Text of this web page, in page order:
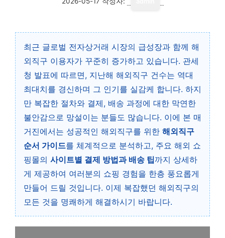
최근 글로벌 전자상거래 시장의 급성장과 함께 해
외직구 이용자가 꾸준히 증가하고 있습니다. 관세
청 발표에 따르면, 지난해 해외직구 건수는 역대
최대치를 경신하며 그 인기를 실감케 합니다. 하지
만 복잡한 절차와 결제, 배송 과정에 대한 막연한
불안감으로 망설이는 분들도 많습니다. 이에 본 매
거진에서는 성공적인 해외직구를 위한 해외직구
순서 가이드를 체계적으로 분석하고, 주요 해외 쇼
핑몰의 사이트별 결제 방법과 배송 팁까지 상세하
게 제공하여 여러분의 쇼핑 경험을 한층 풍요롭게
만들어 드릴 것입니다. 이제 복잡했던 해외직구의
모든 것을 명쾌하게 해결하시기 바랍니다.